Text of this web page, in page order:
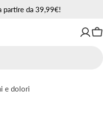
partire da 39,99€!
e dolori